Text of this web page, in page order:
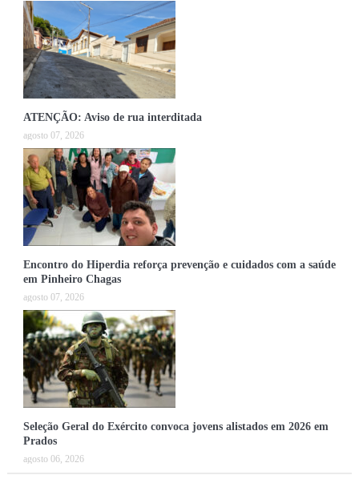
ATENÇÃO: Aviso de rua interditada
agosto 07, 2026
Encontro do Hiperdia reforça prevenção e cuidados com a saúde
em Pinheiro Chagas
agosto 07, 2026
Seleção Geral do Exército convoca jovens alistados em 2026 em
Prados
agosto 06, 2026